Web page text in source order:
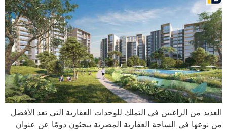
العديد من الراغبين في التملك للوحدات العقارية التي تعد الأفضل
من نوعها في الساحة العقارية المصرية يبحثون دومًا عن عنوان